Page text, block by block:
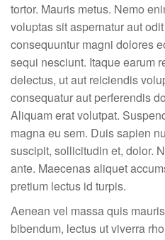
tortor. Mauris metus. Nemo
voluptas sit aspernatur aut
consequuntur magni dolores
sequi nesciunt. Itaque earum
delectus, ut aut reiciendis
consequatur aut perferendis
Aliquam erat volutpat.
magna eu sem. Duis sapien
suscipit, sollicitudin et, dolor.
ante. Maecenas aliquet
pretium lectus id turpis.
Aenean vel massa quis
bibendum, lectus ut viverra